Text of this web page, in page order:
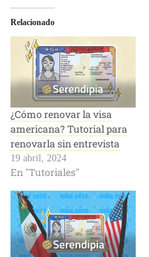
Relacionado
¿Cómo renovar la visa
americana? Tutorial para
renovarla sin entrevista
19 abril, 2024
En "Tutoriales"